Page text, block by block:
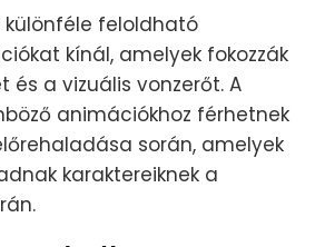
különféle feloldható
kínál, amelyek fokozzák
és a vizuális vonzerőt. A
animációkhoz férhetnek
során, amelyek
karaktereiknek a